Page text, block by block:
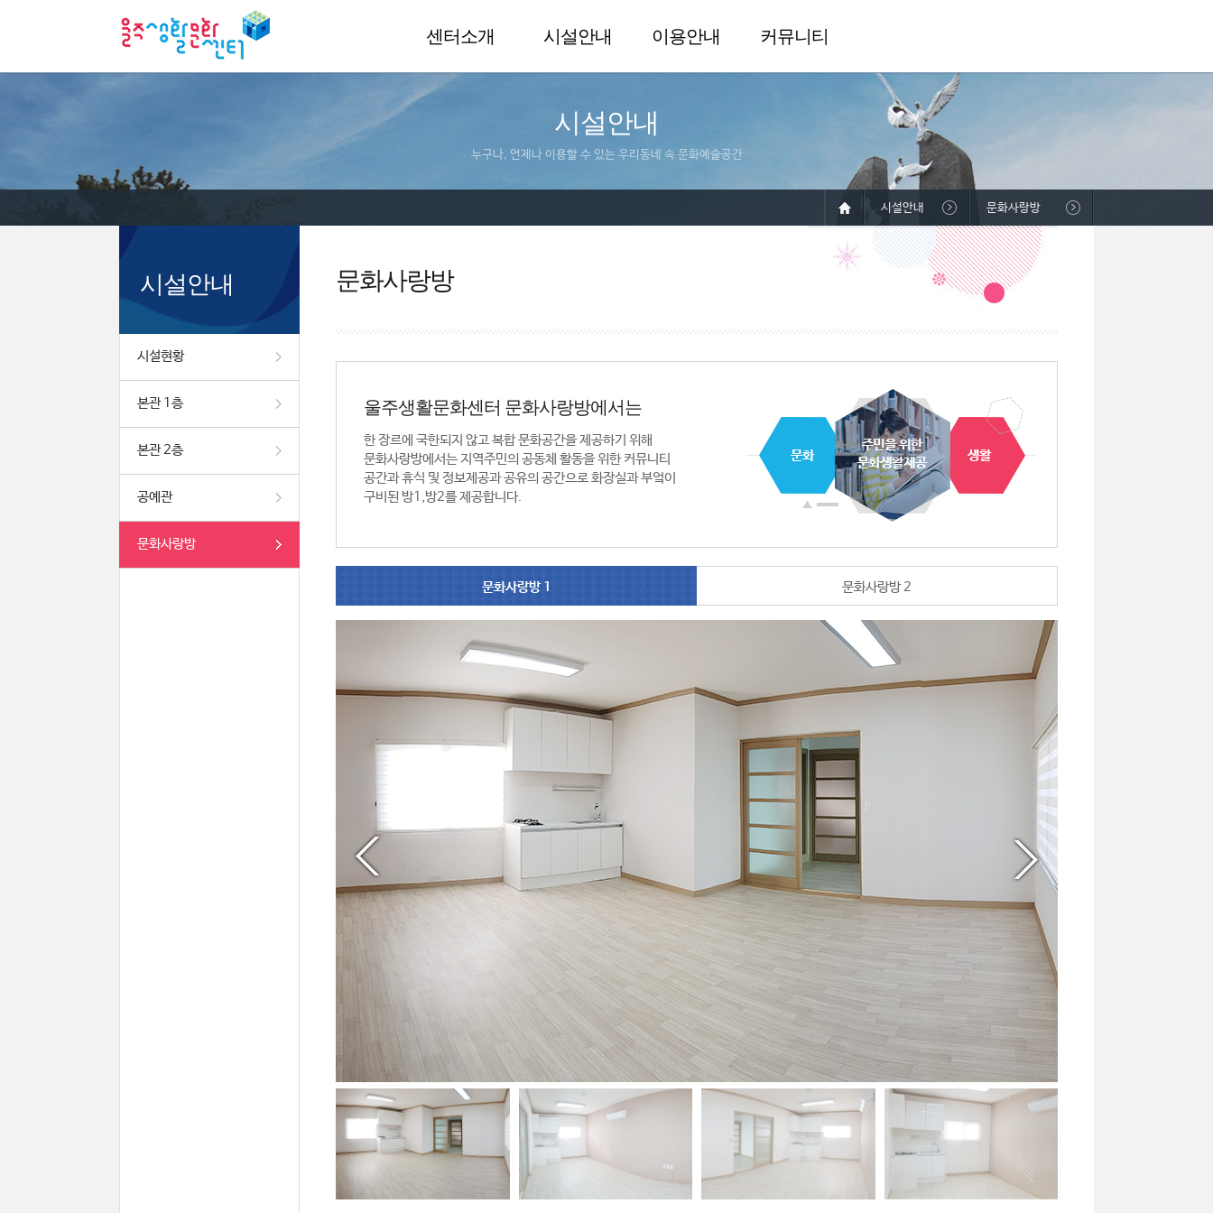
센터소개 시설안내 이용안내 커뮤니티
시설안내
누구나, 언제나 이용할 수 있는 우리동네 속 문화예술공간
시설안내
시설현황
본관 1층
본관 2층
공예관
문화사랑방
시설안내 문화사랑방
문화사랑방
울주생활문화센터 문화사랑방에서는
한 장르에 국한되지 않고 복합 문화공간을 제공하기 위해
문화사랑방에서는 지역주민의 공동체 활동을 위한 커뮤니티
공간과 휴식 및 정보제공과 공유의 공간으로 화장실과 부엌이
구비된 방1,방2를 제공합니다.
문화사랑방 1 문화사랑방 2